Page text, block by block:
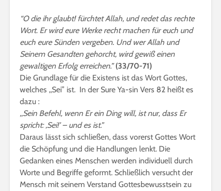
“O die ihr glaubt! fürchtet Allah, und redet das rechte
Wort. Er wird eure Werke recht machen für euch und
euch eure Sünden vergeben. Und wer Allah und
Seinem Gesandten gehorcht, wird gewiß einen
gewaltigen Erfolg erreichen.”(33/70-71)
Die Grundlage für die Existens ist das Wort Gottes,
welches ,,Sei” ist. In der Sure Ya-sin Vers 82 heißt es
dazu :
,,Sein Befehl, wenn Er ein Ding will, ist nur, dass Er
spricht: ,Sei!’ – und es ist.”
Daraus lässt sich schließen, dass vorerst Gottes Wort
die Schöpfung und die Handlungen lenkt. Die
Gedanken eines Menschen werden individuell durch
Worte und Begriffe geformt. Schließlich versucht der
Mensch mit seinem Verstand Gottesbewusstsein zu